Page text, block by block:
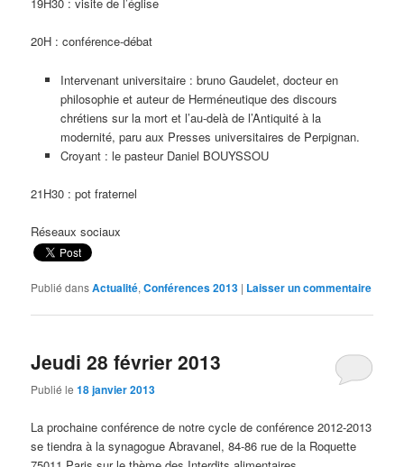
19H30 : visite de l’église
20H : conférence-débat
Intervenant universitaire : bruno Gaudelet, docteur en
philosophie et auteur de Herméneutique des discours
chrétiens sur la mort et l’au-delà de l’Antiquité à la
modernité, paru aux Presses universitaires de Perpignan.
Croyant : le pasteur Daniel BOUYSSOU
21H30 : pot fraternel
Réseaux sociaux
Publié dansActualité,Conférences 2013 | Laisser un commentaire
Jeudi 28 février 2013
Publié le18 janvier 2013
La prochaine conférence de notre cycle de conférence 2012-2013
se tiendra à la synagogue Abravanel, 84-86 rue de la Roquette